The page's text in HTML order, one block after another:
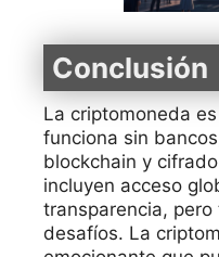
Conclusión
La criptomoneda
funciona sin
blockchain y
incluyen acceso
transparencia,
desafíos. La